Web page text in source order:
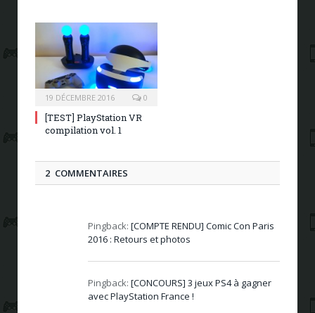
19 DÉCEMBRE 2016 0
[TEST] PlayStation VR
compilation vol. 1
2 COMMENTAIRES
Pingback: [COMPTE RENDU] Comic Con Paris
2016 : Retours et photos
Pingback: [CONCOURS] 3 jeux PS4 à gagner
avec PlayStation France !